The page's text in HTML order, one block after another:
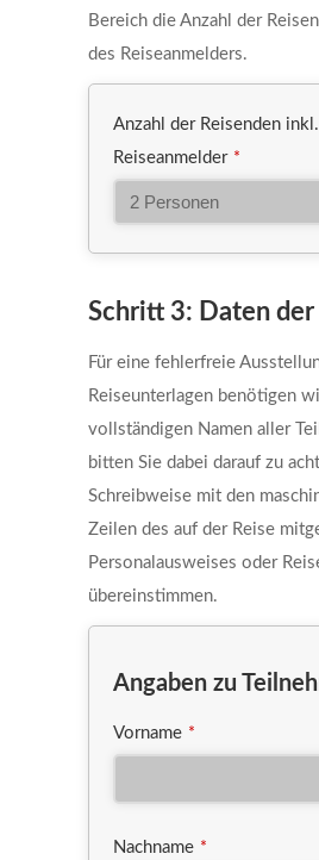
Bereich die Anzahl der
des Reiseanmelders.
Anzahl der Reisenden inkl.
Reiseanmelder *
Schritt 3: Daten der
Für eine fehlerfreie
Reiseunterlagen benötigen
vollständigen Namen aller
bitten Sie dabei darauf zu
Schreibweise mit den
Zeilen des auf der Reise
Personalausweises oder
übereinstimmen.
Angaben zu
Vorname *
Nachname *